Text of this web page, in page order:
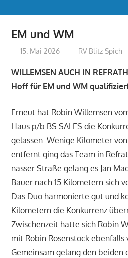
EM und WM
15. Mai 2026 treffpunkt
RV Blitz Spich
WILLEMSEN AUCH IN
Hoff für EM und WM
Erneut hat Robin Willemsen
Haus p/b BS SALES die
gelassen. Wenige Kilometer
entfernt ging das Team in
nasser Straße gelang es Jan
Bauer nach 15 Kilometern sich
Das Duo harmonierte gut und
Kilometern die Konkurrenz
Zwischenzeit hatte sich Robin
mit Robin Rosenstock ebenfalls
Gemeinsam gelang den beiden